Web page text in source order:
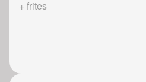
+ frites